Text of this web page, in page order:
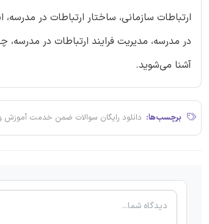
ارتباطات سازمانی، ساختار ارتباطات در
در مدرسه، مدیریت فرایند ارتباطات در مدرسه،
آشنا می‌شوید.
برچسب‌ها: دانلود رایگان سوالات ضمن خدمت آموزش